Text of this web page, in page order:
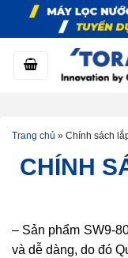
dung
Trang chủ » Chính sách
CHÍNH
– Sản phẩm SW9-
và dễ dàng, do đó